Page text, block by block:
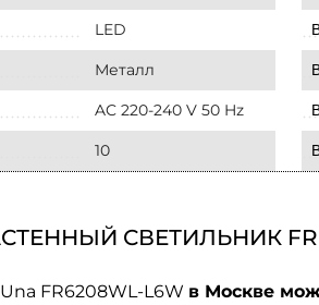
LED
Металл
AC 220-240 V 50 Hz
10
СВЕТИЛЬНИК
FR6208WL-L6W в Москве